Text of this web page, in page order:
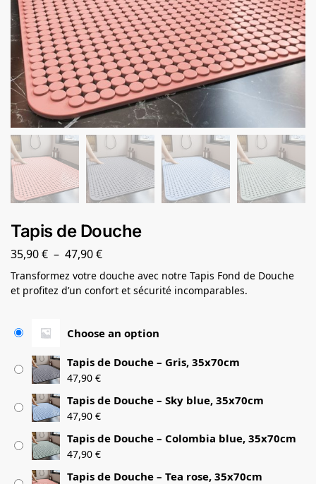
Tapis de Douche
35,90€ – 47,90€
Transformez votre douche avec notre Tapis Fond de Douche
et profitez d’un confort et sécurité incomparables.
Choose an option
Tapis de Douche – Gris, 35x70cm
47,90 €
Tapis de Douche – Sky blue, 35x70cm
47,90 €
Tapis de Douche – Colombia blue, 35x70cm
47,90 €
Tapis de Douche – Tea rose, 35x70cm